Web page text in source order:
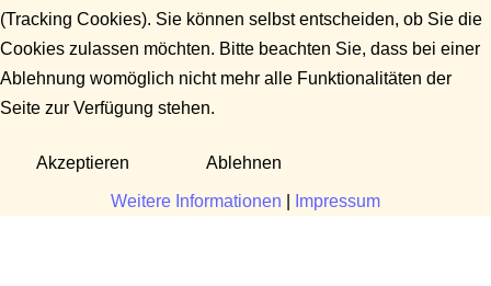
(Tracking Cookies). Sie können selbst entscheiden, ob Sie die
Cookies zulassen möchten. Bitte beachten Sie, dass bei einer
Ablehnung womöglich nicht mehr alle Funktionalitäten der
Seite zur Verfügung stehen.
Akzeptieren Ablehnen
Weitere Informationen Impressum